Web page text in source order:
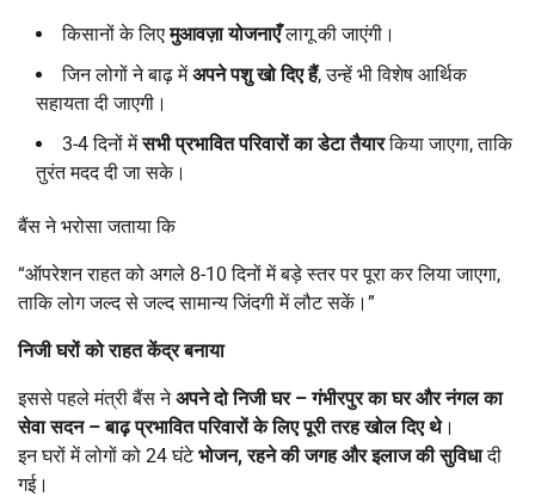
किसानों के लिएमुआवज़ा योजनाएँलागू की जाएंगी।
जिन लोगों ने बाढ़ मेंअपने पशु खो दिए हैं, उन्हें भी विशेष आर्थिक
सहायता दी जाएगी।
3-4 दिनों मेंसभी प्रभावित परिवारों का डेटा तैयारकिया जाएगा, ताकि
तुरंत मदद दी जा सके।
बैंस ने भरोसा जताया कि
“ऑपरेशन राहत को अगले 8-10 दिनों में बड़े स्तर पर पूरा कर लिया जाएगा,
ताकि लोग जल्द से जल्द सामान्य जिंदगी में लौट सकें।”
निजी घरों को राहत केंद्र बनाया
इससे पहले मंत्री बैंस नेअपने दो निजी घर –गंभीरपुर का घर और नंगल का
सेवा सदन –बाढ़ प्रभावित परिवारों के लिए पूरी तरह खोल दिए थे।
इन घरों में लोगों को 24 घंटेभोजन,रहने की जगह और इलाज की सुविधादी
गई।